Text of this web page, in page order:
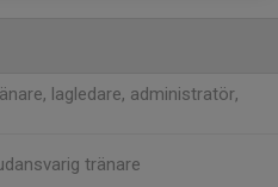
lagledare, administratör,
tränare